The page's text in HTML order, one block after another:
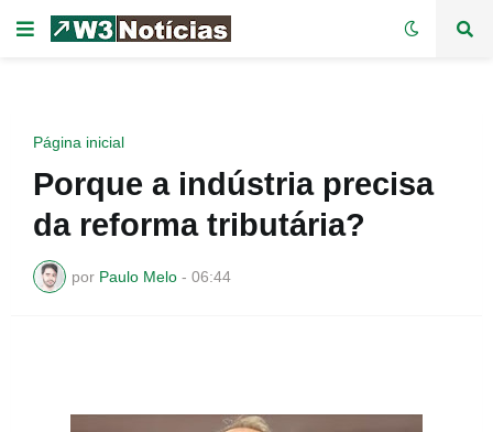
Página inicial
Porque a indústria precisa
da reforma tributária?
por Paulo Melo - 06:44